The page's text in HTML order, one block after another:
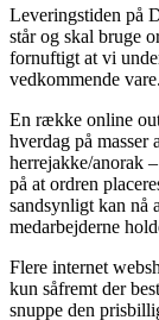
Leveringstiden på
står og skal bruge
fornuftigt at vi
vedkommende vare.
En række online
hverdag på masser
herrejakke/anorak
på at ordren
sandsynligt kan nå
medarbejderne
Flere internet
kun såfremt der
snuppe den